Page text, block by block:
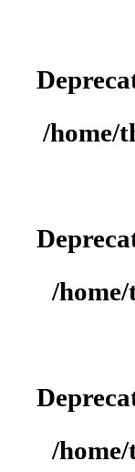
/home/
/
/